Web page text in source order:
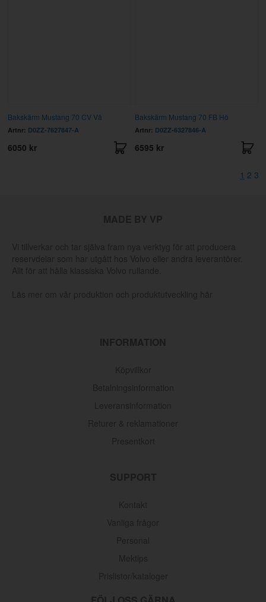
Bakskärm Mustang 70 CV Vä
Artnr: D0ZZ-7627847-A
6050 kr
Bakskärm Mustang 70 FB Hö
Artnr: D0ZZ-6327846-A
6595 kr
1 2 3